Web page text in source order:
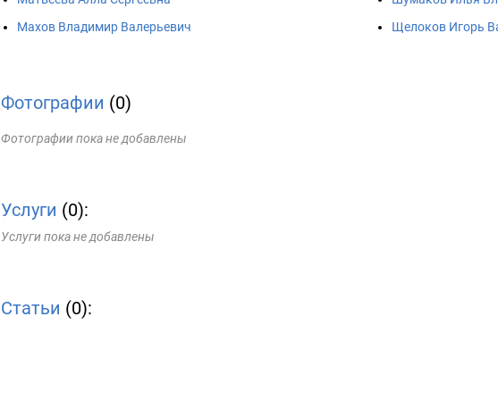
Махов Владимир Валерьевич
Щелоков Игорь
Фотографии (0)
Фотографии пока не добавлены
Услуги (0):
Услуги пока не добавлены
Статьи (0):